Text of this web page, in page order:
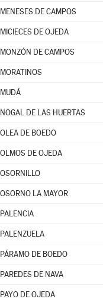
MENESES DE CAMPOS
MICIECES DE OJEDA
MONZÓN DE CAMPOS
MORATINOS
MUDÁ
NOGAL DE LAS HUERTAS
OLEA DE BOEDO
OLMOS DE OJEDA
OSORNILLO
OSORNO LA MAYOR
PALENCIA
PALENZUELA
PÁRAMO DE BOEDO
PAREDES DE NAVA
PAYO DE OJEDA